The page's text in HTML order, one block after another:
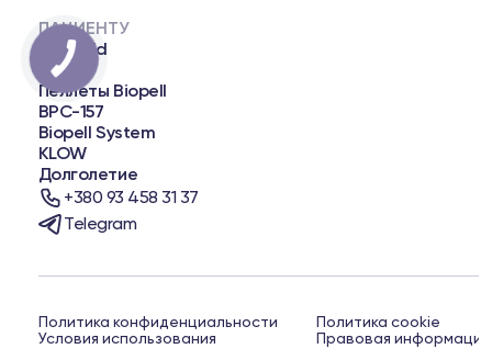
ПАЦИЕНТУ
Biopatid
NAD+
Пеллеты Biopell
BPC-157
Biopell System
KLOW
Долголетие
+380 93 458 31 37
Telegram
Политика конфиденциальности
Условия использования
Политика cookie
Правовая информация